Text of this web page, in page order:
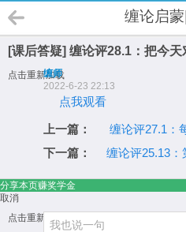
缠论启
[课后答疑] 缠论评28.1：把今
点击重新加载
缠师
2022-6-23 22:13
点我观看
上一篇：
缠论评27.1：
下一篇：
缠论评25.13：第一类
分享本页赚奖学金
取消
点击重新加载